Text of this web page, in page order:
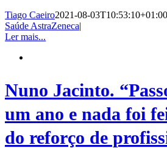
Tiago Caeiro2021-08-03T10:53:10+01:00
Saúde AstraZeneca|
Ler mais...
Nuno Jacinto.
um ano e nada foi
do reforço de